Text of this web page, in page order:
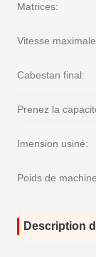
Matrices:
Vitesse
Cabestan final:
Prenez la
Imension usiné:
Poids de
Description